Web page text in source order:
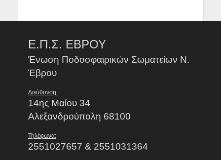
Ε.Π.Σ. ΕΒΡΟΥ
Ένωση Ποδοσφαιρικών Σωματείων Ν.
Έβρου
Διεύθυνση:
14ης Μαίου 34
Αλεξανδρούπολη 68100
Τηλέφωνα:
2551027657 & 2551031364